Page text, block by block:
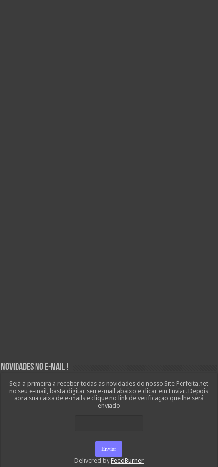
Novidades no E-mail !
Seja a primeira a receber todas as novidades do nosso Site Perfeita.net
no seu e-mail, basta digitar seu e-mail abaixo e clicar em Enviar. Depois
abra sua caixa de e-mails e clique no link de verificação que lhe será
enviado
Delivered by FeedBurner